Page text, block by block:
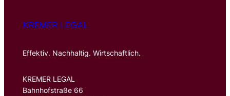
KREMER LEGAL
Effektiv. Nachhaltig. Wirtschaftlich.
KREMER LEGAL
Bahnhofstraße 66